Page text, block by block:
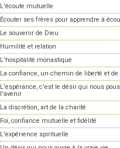
L'écoute mutuelle
Écouter ses frères pour apprendre à
Le souvenir de Dieu
Humilité et relation
L'hospitalité monastique
La confiance, un chemin de liberté et de
L'espérance, c'est le désir qui nous
l'avenir
La discrétion, art de la charité
Foi, confiance mutuelle et fidélité
L'expérience spirituelle